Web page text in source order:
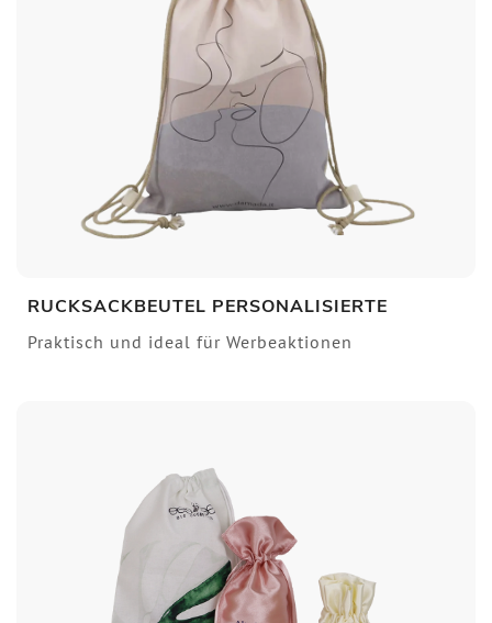
RUCKSACKBEUTEL PERSONALISIERTE
Praktisch und ideal für Werbeaktionen